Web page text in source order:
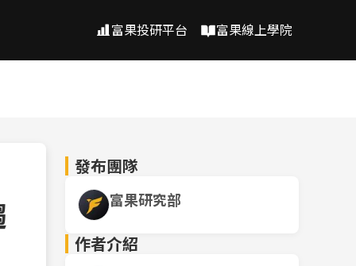
富果投研平台 富果線上學院
發布團隊
富果研究部
作者介紹